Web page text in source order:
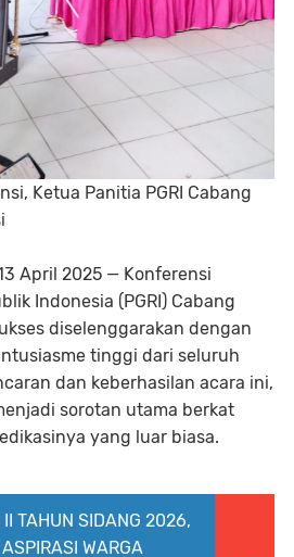
Ketua Panitia PGRI Cabang
April 2025 — Konferensi
Indonesia (PGRI) Cabang
diselenggarakan dengan
tinggi dari seluruh
dan keberhasilan acara ini,
sorotan utama berkat
yang luar biasa.
II TAHUN SIDANG 2026,
WARGA